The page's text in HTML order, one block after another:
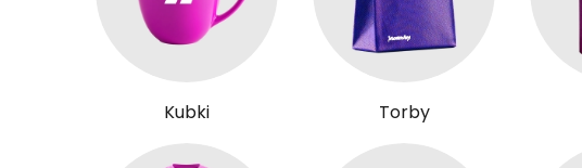
Kubki Torby